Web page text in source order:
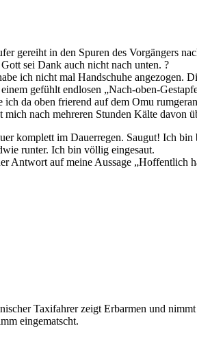
gereiht in den Spuren des Vorgängers
sei Dank auch nicht nach unten. ?
ich nicht mal Handschuhe
gefühlt endlosen „Nach-oben-
da oben frierend auf dem Omu
nach mehreren Stunden Kälte davon
komplett im Dauerregen. Saugut! Ich
runter. Ich bin völlig eingesaut.
Antwort auf meine Aussage
Taxifahrer zeigt Erbarmen und
eingematscht.